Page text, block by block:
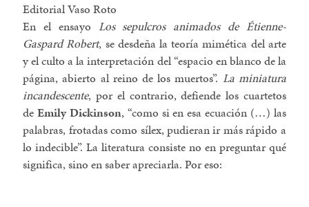
Editorial Vaso Roto
En el ensayo Los sepulcros animados de Étienne-
Gaspard Robert, se desdeña la teoría mimética del arte
y el culto a la interpretación del “espacio en blanco de la
página, abierto al reino de los muertos”. La miniatura
incandescente, por el contrario, defiende los cuartetos
deEmily Dickinson, “como si en esa ecuación (…) las
palabras, frotadas como sílex, pudieran ir más rápido a
lo indecible”. La literatura consiste no en preguntar qué
significa, sino en saber apreciarla. Por eso: